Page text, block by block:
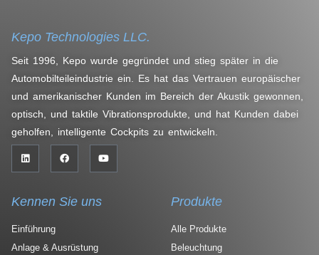
Kepo Technologies LLC.
Seit 1996, Kepo wurde gegründet und stieg später in die
Automobilteileindustrie ein. Es hat das Vertrauen europäischer
und amerikanischer Kunden im Bereich der Akustik gewonnen,
optisch, und taktile Vibrationsprodukte, und hat Kunden dabei
geholfen, intelligente Cockpits zu entwickeln.
Kennen Sie uns
Einführung
Anlage & Ausrüstung
Produkte
Alle Produkte
Beleuchtung